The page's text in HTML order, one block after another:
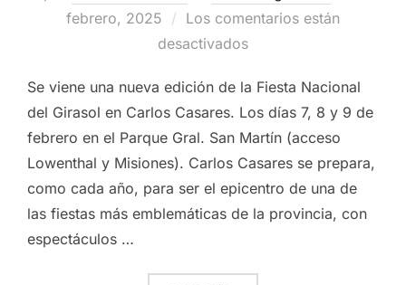
febrero, 2025
Los comentarios están
desactivados
Se viene una nueva edición de la Fiesta Nacional
del Girasol en Carlos Casares. Los días 7, 8 y 9 de
febrero en el Parque Gral. San Martín (acceso
Lowenthal y Misiones). Carlos Casares se prepara,
como cada año, para ser el epicentro de una de
las fiestas más emblemáticas de la provincia, con
espectáculos …